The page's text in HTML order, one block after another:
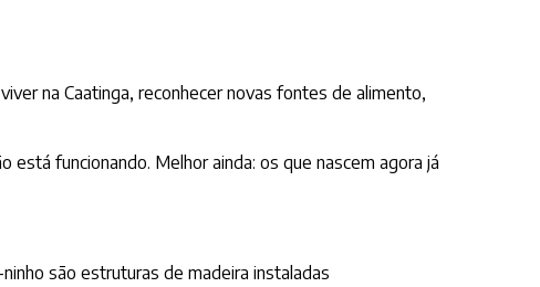
na Caatinga, reconhecer novas fontes de alimento,
funcionando. Melhor ainda: os que nascem agora já
são estruturas de madeira instaladas